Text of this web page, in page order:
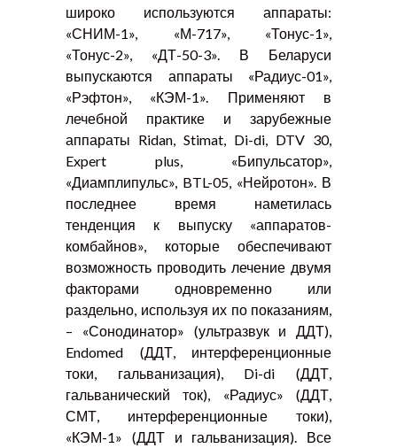
широко используются аппараты:
«СНИМ-1», «М-717», «Тонус-1»,
«Тонус-2», «ДТ-50-3». В Беларуси
выпускаются аппараты «Радиус-01»,
«Рэфтон», «КЭМ-1». Применяют в
лечебной практике и зарубежные
аппараты Ridan, Stimat, Di-di, DTV 30,
Expert plus, «Бипульсатор»,
«Диамплипульс», BTL-05, «Нейротон». В
последнее время наметилась
тенденция к выпуску «аппаратов-
комбайнов», которые обеспечивают
возможность проводить лечение двумя
факторами одновременно или
раздельно, используя их по показаниям,
– «Сонодинатор» (ультразвук и ДДТ),
Endomed (ДДТ, интерференционные
токи, гальванизация), Di-di (ДДТ,
гальванический ток), «Радиус» (ДДТ,
СМТ, интерференционные токи),
«КЭМ-1» (ДДТ и гальванизация). Все